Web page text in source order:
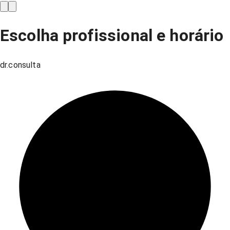
Escolha profissional e horário
dr.consulta